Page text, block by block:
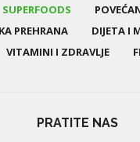
SUPERFOODS
PREHRANA
DIJETA I
VITAMINI I ZDRAVLJE
PRATITE NAS